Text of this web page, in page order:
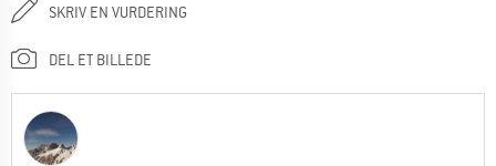
SKRIV EN VURDERING
DEL ET BILLEDE